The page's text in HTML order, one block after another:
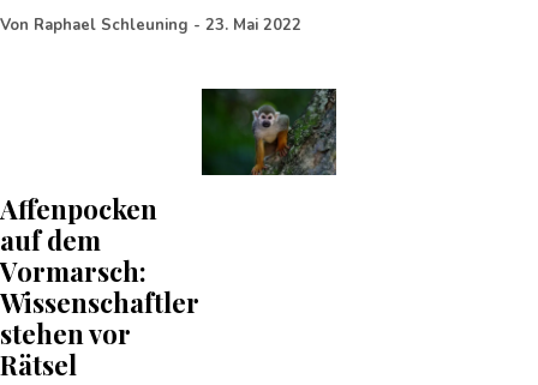
Von Raphael Schleuning - 23. Mai 2022
Affenpocken
auf dem
Vormarsch:
Wissenschaftler
stehen vor
Rätsel